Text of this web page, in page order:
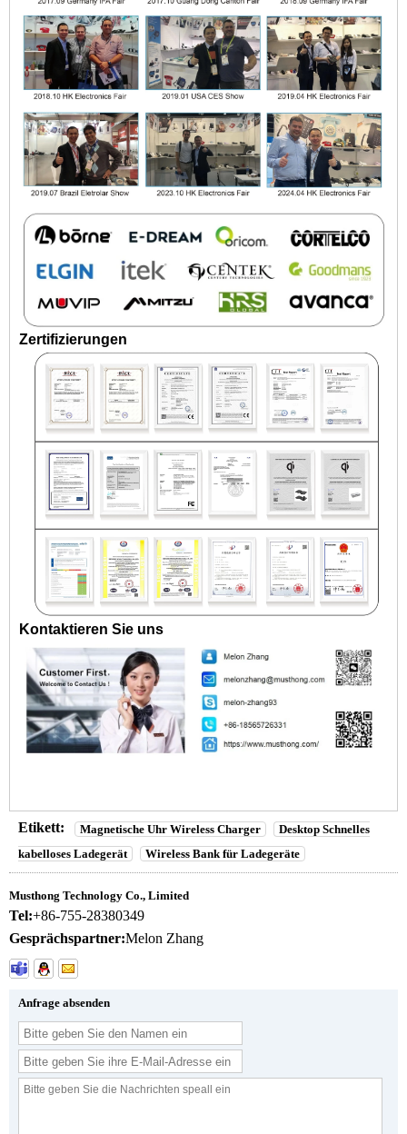
Zertifizierungen
Kontaktieren Sie uns
Etikett: Magnetische Uhr Wireless Charger
Desktop Schnelles
kabelloses Ladegerät
Wireless Bank für Ladegeräte
Musthong Technology Co., Limited
Tel:+86-755-28380349
Gesprächspartner:Melon Zhang
Anfrage absenden